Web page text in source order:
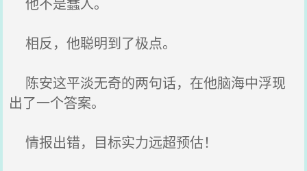
相反，他聪明到了极点。
陈安这平淡无奇的两句话，在他脑海中浮现
出了一个答案。
情报出错，目标实力远超预估！